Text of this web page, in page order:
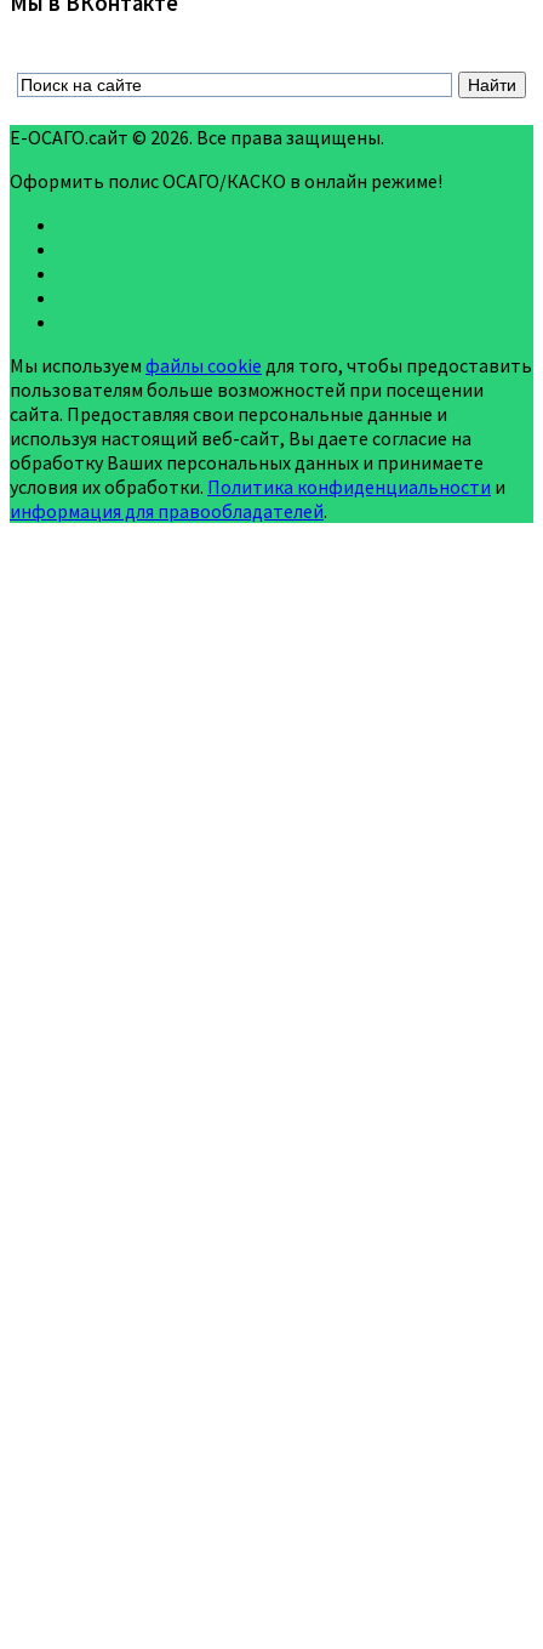
Е-ОСАГО.сайт © 2026. Все права защищены.
Оформить полис ОСАГО/КАСКО в онлайн режиме!
Мы используем файлы cookie для того, чтобы предоставить
пользователям больше возможностей при посещении
сайта. Предоставляя свои персональные данные и
используя настоящий веб-сайт, Вы даете согласие на
обработку Ваших персональных данных и принимаете
условия их обработки. Политика конфиденциальности и
информация для правообладателей.